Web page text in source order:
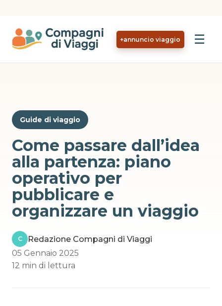
+annuncio viaggio ☰
Guide di viaggio
Come passare dall’idea
alla partenza: piano
operativo per
pubblicare e
organizzare un viaggio
C
Redazione Compagni di Viaggi
05 Gennaio 2025
12 min di lettura